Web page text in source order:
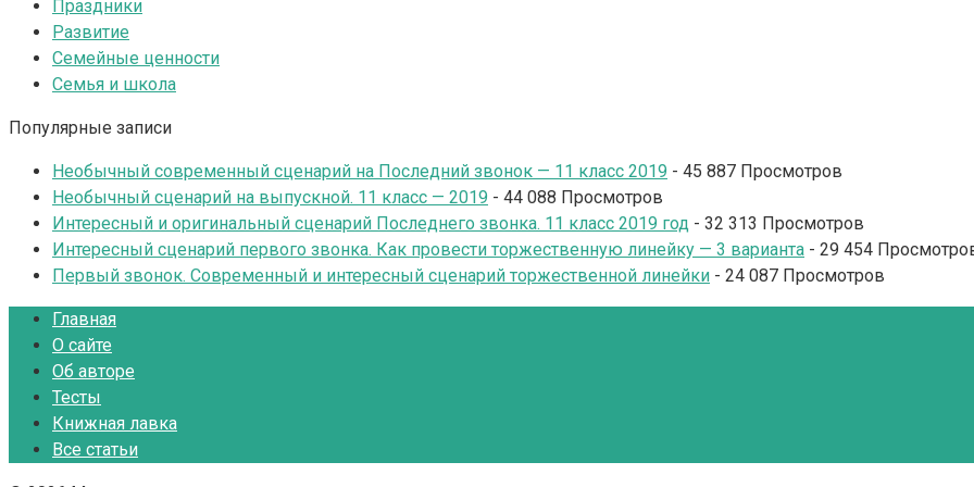
Праздники
Развитие
Семейные ценности
Семья и школа
Популярные записи
Необычный современный сценарий на Последний звонок — 11 класс 2019 - 45 887 Просмотров
Необычный сценарий на выпускной. 11 класс — 2019 - 44 088 Просмотров
Интересный и оригинальный сценарий Последнего звонка. 11 класс 2019 год - 32 313 Просмотров
Интересный сценарий первого звонка. Как провести торжественную линейку — 3 варианта - 29 454
Первый звонок. Современный и интересный сценарий торжественной линейки - 24 087 Просмотров
Главная
О сайте
Об авторе
Тесты
Книжная лавка
Все статьи